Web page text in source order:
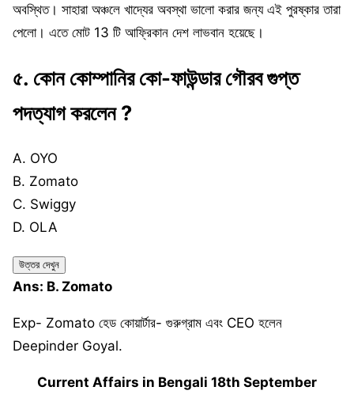
অবস্থিত। সাহারা অঞ্চলে খাদ্যের অবস্থা ভালো করার জন্য এই পুরষ্কার তারা
পেলো। এতে মোট 13 টি আফ্রিকান দেশ লাভবান হয়েছে।
৫. কোন কোম্পানির কো-ফাউন্ডার গৌরব গুপ্ত
পদত্যাগ করলেন ?
A. OYO
B. Zomato
C. Swiggy
D. OLA
উত্তর দেখুন
Ans: B. Zomato
Exp- Zomato হেড কোয়ার্টার- গুরুগ্রাম এবং CEO হলেন
Deepinder Goyal.
Current Affairs in Bengali 18th September